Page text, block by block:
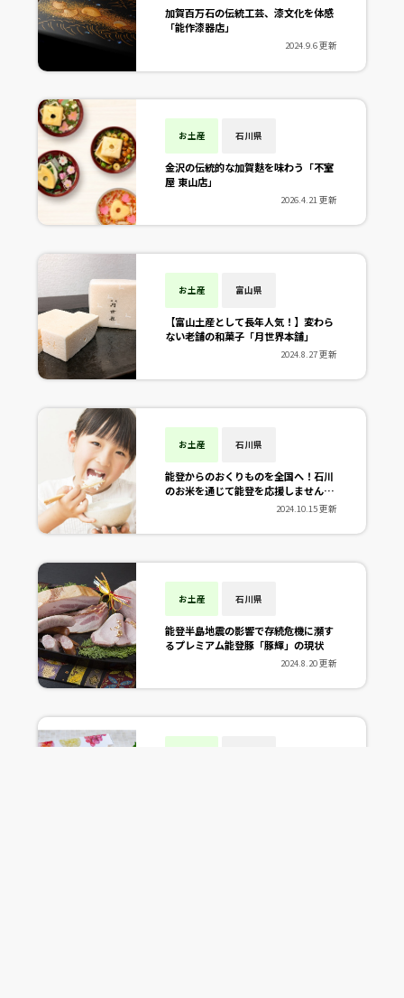
加賀百万石の伝統工芸、漆文化を体感
「能作漆器店」
2024.9.6 更新
お土産 石川県
金沢の伝統的な加賀麩を味わう「不室
屋 東山店」
2026.4.21 更新
お土産 富山県
【富山土産として長年人気！】変わら
ない老舗の和菓子「月世界本舗」
2024.8.27 更新
お土産 石川県
能登からのおくりものを全国へ！石川
のお米を通じて能登を応援しません
2024.10.15 更新
お土産 石川県
能登半島地震の影響で存続危機に瀕す
るプレミアム能登豚「豚輝」の現状
2024.8.20 更新